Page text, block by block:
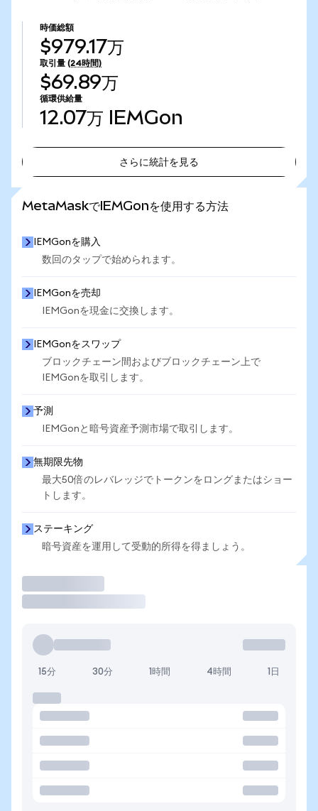
時価総額
$979.17万
取引量 (24時間)
$69.89万
循環供給量
12.07万 IEMGon
さらに統計を見る
MetaMaskでIEMGonを使用する方法
IEMGonを購入
数回のタップで始められます。
IEMGonを売却
IEMGonを現金に交換します。
IEMGonをスワップ
ブロックチェーン間およびブロックチェーン上で
IEMGonを取引します。
予測
IEMGonと暗号資産予測市場で取引します。
無期限先物
最大50倍のレバレッジでトークンをロングまたはショー
トします。
ステーキング
暗号資産を運用して受動的所得を得ましょう。
15分 30分 1時間 4時間 1日